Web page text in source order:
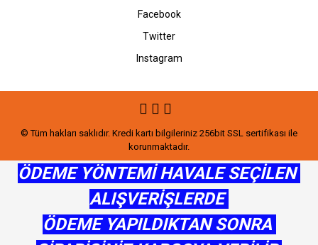
Facebook
Twitter
Instagram
© Tüm hakları saklıdır. Kredi kartı bilgileriniz 256bit SSL sertifikası ile
korunmaktadır.
ÖDEME YÖNTEMİ HAVALE SEÇİLEN
ALIŞVERİŞLERDE
ÖDEME YAPILDIKTAN SONRA